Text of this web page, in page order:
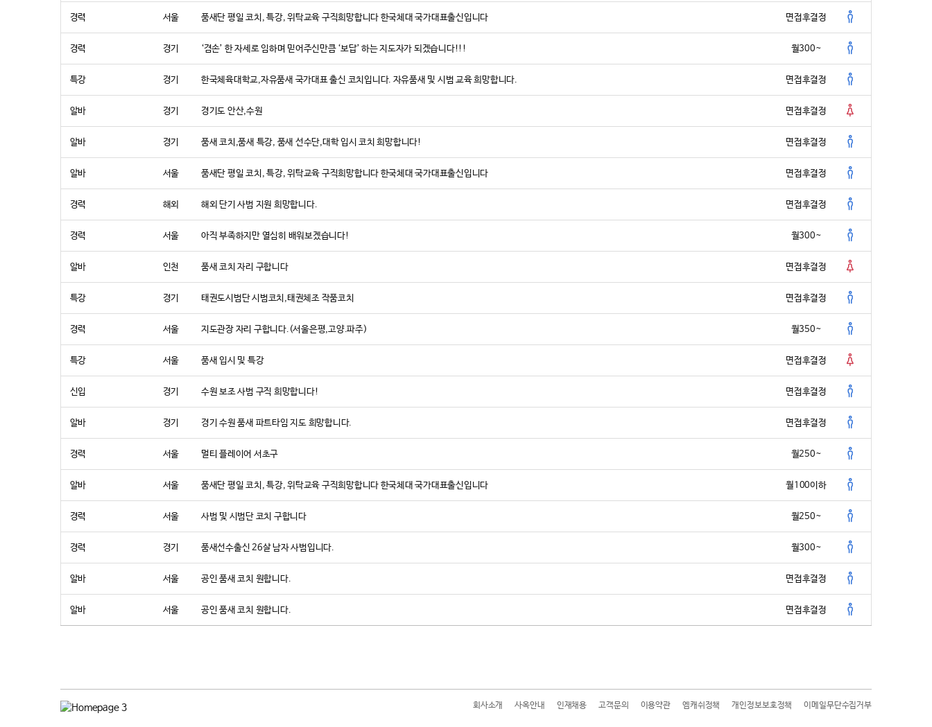
경력 서울 품새단 평일 코치, 특강, 위탁교육 구직희망합니다 한국체대 국가대표출신입니다 면접후결정
경력 경기 ‘겸손’ 한 자세로 임하며 믿어주신만큼 ‘보답’ 하는 지도자가 되겠습니다!!! 월300~
특강 경기 한국체육대학교,자유품새 국가대표 출신 코치입니다. 자유품새 및 시범 교육 희망합니다. 면접후결정
알바 경기 경기도 안산,수원 면접후결정
알바 경기 품새 코치,품새 특강, 품새 선수단,대학 입시 코치 희망합니다! 면접후결정
알바 서울 품새단 평일 코치, 특강, 위탁교육 구직희망합니다 한국체대 국가대표출신입니다 면접후결정
경력 해외 해외 단기 사범 지원 희망합니다. 면접후결정
경력 서울 아직 부족하지만 열심히 배워보겠습니다! 월300~
알바 인천 품새 코치 자리 구합니다 면접후결정
특강 경기 태권도시범단 시범코치,태권체조 작품코치 면접후결정
경력 서울 지도관장 자리 구합니다.(서울은평,고양.파주) 월350~
특강 서울 품새 입시 및 특강 면접후결정
신입 경기 수원 보조 사범 구직 희망합니다! 면접후결정
알바 경기 경기 수원 품새 파트타임 지도 희망합니다. 면접후결정
경력 서울 멀티 플레이어 서초구 월250~
알바 서울 품새단 평일 코치, 특강, 위탁교육 구직희망합니다 한국체대 국가대표출신입니다 월100이하
경력 서울 사범 및 시범단 코치 구합니다 월250~
경력 경기 품새선수출신 26살 남자 사범입니다. 월300~
알바 서울 공인 품새 코치 원합니다. 면접후결정
알바 서울 공인 품새 코치 원합니다. 면접후결정
회사소개 사옥안내 인재채용 고객문의 이용약관 엠캐쉬정책 개인정보보호정책 이메일무단수집거부